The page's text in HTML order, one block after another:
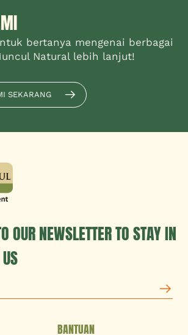
bertanya mengenai berbagai
Natural lebih lanjut!
SEKARANG
OUR NEWSLETTER TO STAY IN
BANTUAN